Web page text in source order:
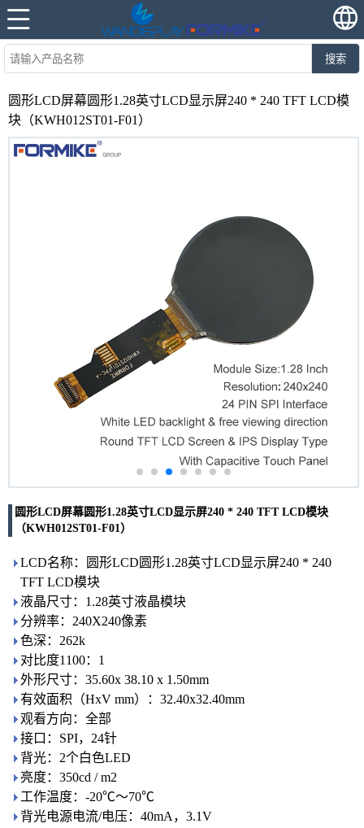
搜索
圆形LCD屏幕圆形1.28英寸LCD显示屏240 * 240 TFT LCD模
块（KWH012ST01-F01）
圆形LCD屏幕圆形1.28英寸LCD显示屏240 * 240 TFT LCD模块
（KWH012ST01-F01）
LCD名称：圆形LCD圆形1.28英寸LCD显示屏240 * 240
TFT LCD模块
液晶尺寸：1.28英寸液晶模块
分辨率：240X240像素
色深：262k
对比度1100：1
外形尺寸：35.60x 38.10 x 1.50mm
有效面积（HxV mm）：32.40x32.40mm
观看方向：全部
接口：SPI，24针
背光：2个白色LED
亮度：350cd / m2
工作温度：-20℃〜70℃
背光电源电流/电压：40mA，3.1V